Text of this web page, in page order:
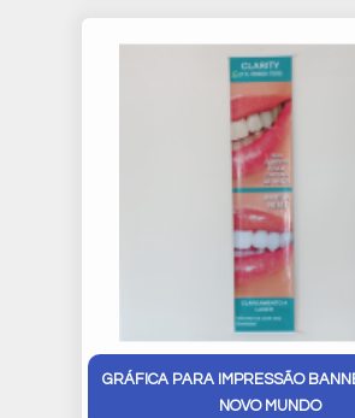
GRÁFICA PARA IMPRESSÃO
NOVO MUNDO